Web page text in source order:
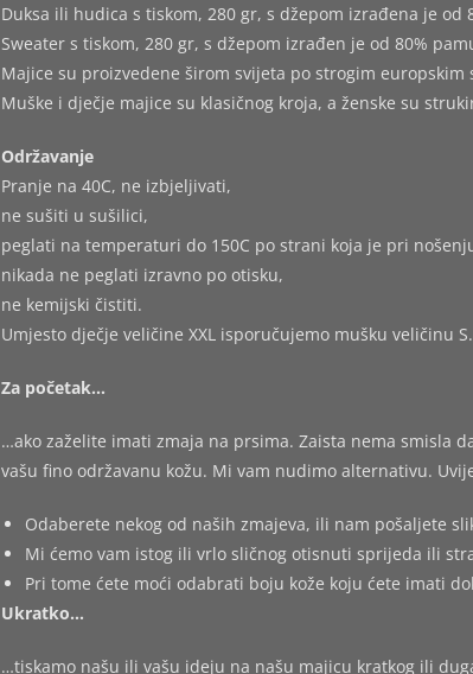
Duksa ili hudica s tiskom, 280 gr, s džepom izrađena je od
Sweater s tiskom, 280 gr, s džepom izrađen je od 80%
Majice su proizvedene širom svijeta po strogim europskim
Muške i dječje majice su klasičnog kroja, a ženske su
Održavanje
Pranje na 40C, ne izbjeljivati,
ne sušiti u sušilici,
peglati na temperaturi do 150C po strani koja je pri
nikada ne peglati izravno po otisku,
ne kemijski čistiti.
Umjesto dječje veličine XXL isporučujemo mušku veličinu S.
Za početak…
…ako zaželite imati zmaja na prsima. Zaista nema smisla
vašu fino održavanu kožu. Mi vam nudimo alternativu.
Odaberete nekog od naših zmajeva, ili nam pošaljete
Mi ćemo vam istog ili vrlo sličnog otisnuti sprijeda ili
Pri tome ćete moći odabrati boju kože koju ćete imati
Ukratko…
…tiskamo našu ili vašu ideju na našu majicu kratkog ili